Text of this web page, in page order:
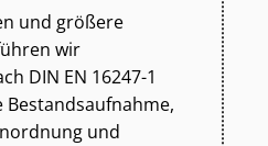
und größere
wir
DIN EN 16247-1
Be­stands­auf­nah­me,
und